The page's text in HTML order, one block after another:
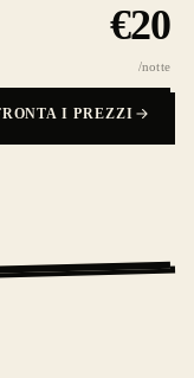
€20
/notte
I PREZZI